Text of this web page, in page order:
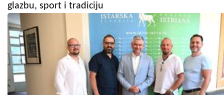
glazbu, sport i tradiciju